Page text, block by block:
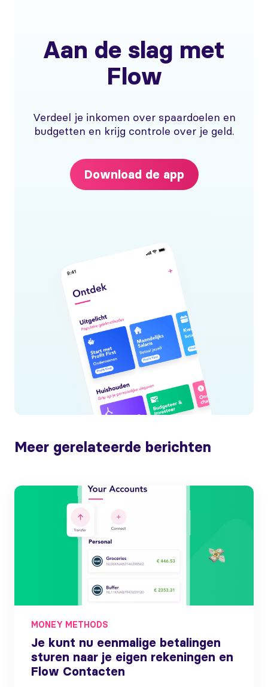
Aan de slag met
Flow
Verdeel je inkomen over spaardoelen en
budgetten en krijg controle over je geld.
Download de app
Meer gerelateerde berichten
MONEY METHODS
Je kunt nu eenmalige betalingen
sturen naar je eigen rekeningen en
Flow Contacten